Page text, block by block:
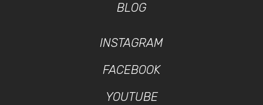
BLOG
INSTAGRAM
FACEBOOK
YOUTUBE